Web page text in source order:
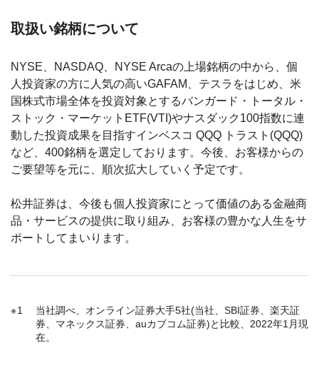
取扱い銘柄について
NYSE、NASDAQ、NYSE Arcaの上場銘柄の中から、個
人投資家の方に人気の高いGAFAM、テスラをはじめ、米
国株式市場全体を投資対象とするバンガード・トータル・
ストック・マーケットETF(VTI)やナスダック100指数に連
動した投資成果を目指すインベスコ QQQ トラスト(QQQ)
など、400銘柄を選定しております。今後、お客様からの
ご要望等を元に、順次拡大していく予定です。
松井証券は、今後も個人投資家にとって価値のある金融商
品・サービスの提供に取り組み、お客様の豊かな人生をサ
ポートしてまいります。
1
当社調べ、オンライン証券大手5社(当社、SBI証券、楽天証
券、マネックス証券、auカブコム証券)と比較、2022年1月現
在。